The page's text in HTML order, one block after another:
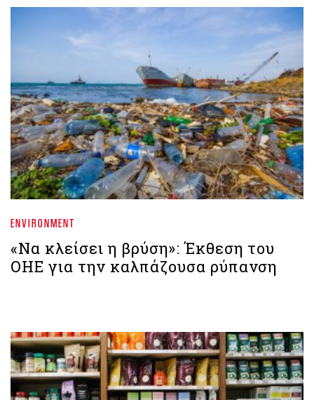
ENVIRONMENT
«Να κλείσει η βρύση»: Έκθεση του
ΟΗΕ για την καλπάζουσα ρύπανση